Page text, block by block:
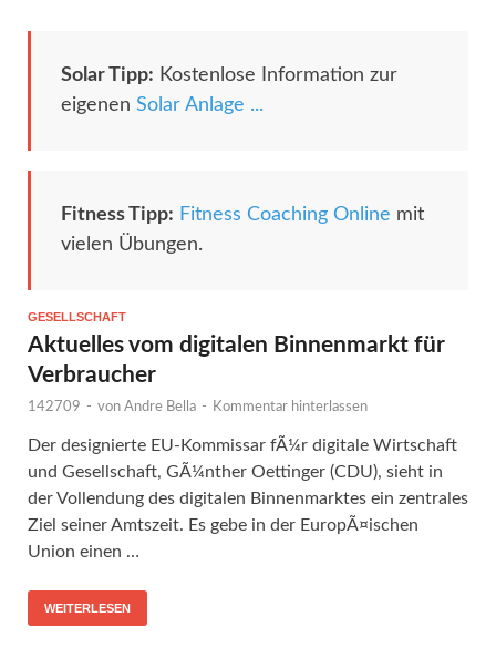
Solar Tipp: Kostenlose Information zur
eigenen Solar Anlage ...
Fitness Tipp: Fitness Coaching Online mit
vielen Übungen.
GESELLSCHAFT
Aktuelles vom digitalen Binnenmarkt für
Verbraucher
142709 - von Andre Bella - Kommentar hinterlassen
Der designierte EU-Kommissar fÃ¼r digitale Wirtschaft
und Gesellschaft, GÃ¼nther Oettinger (CDU), sieht in
der Vollendung des digitalen Binnenmarktes ein zentrales
Ziel seiner Amtszeit. Es gebe in der EuropÃ¤ischen
Union einen …
WEITERLESEN